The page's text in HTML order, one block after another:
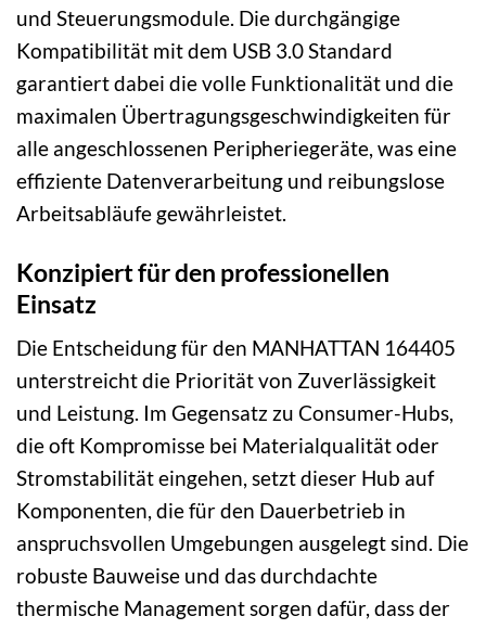
und Steuerungsmodule. Die durchgängige
Kompatibilität mit dem USB 3.0 Standard
garantiert dabei die volle Funktionalität und die
maximalen Übertragungsgeschwindigkeiten für
alle angeschlossenen Peripheriegeräte, was eine
effiziente Datenverarbeitung und reibungslose
Arbeitsabläufe gewährleistet.
Konzipiert für den professionellen
Einsatz
Die Entscheidung für den MANHATTAN 164405
unterstreicht die Priorität von Zuverlässigkeit
und Leistung. Im Gegensatz zu Consumer-Hubs,
die oft Kompromisse bei Materialqualität oder
Stromstabilität eingehen, setzt dieser Hub auf
Komponenten, die für den Dauerbetrieb in
anspruchsvollen Umgebungen ausgelegt sind. Die
robuste Bauweise und das durchdachte
thermische Management sorgen dafür, dass der